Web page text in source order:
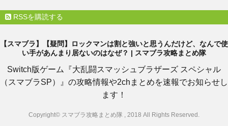
RSSを購読する
【スマブラ】【疑問】ロックマンは割と強いと思うんだけど、なんで使
い手があんまり居ないのはなぜ？ | スマブラ攻略まとめ隊
Switch版ゲーム『大乱闘スマッシュブラザーズ スペシャル
（スマブラSP）』の攻略情報や2chまとめを速報でお知らせし
ます！
Copyright© スマブラ攻略まとめ隊 , 2018 All Rights Reserved.